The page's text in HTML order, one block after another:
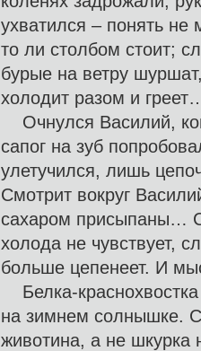
ухватился – понять не
то ли столбом стоит;
бурые на ветру
холодит разом и
Очнулся Василий,
сапог на зуб
улетучился, лишь
Смотрит вокруг
сахаром присыпаны…
холода не чувствует,
больше цепенеет. И
Белка-
на зимнем солнышке.
животина, а не шкурка